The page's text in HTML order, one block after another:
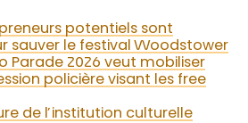
potentiels sont
sauver le festival Woodstower
Parade 2026 veut mobiliser
policière visant les free
de l’institution culturelle